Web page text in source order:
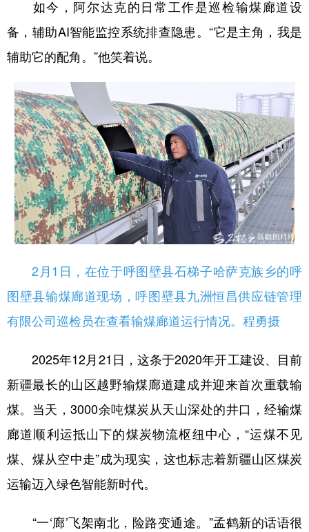
如今，阿尔达克的日常工作是巡检输煤廊道设
备，辅助AI智能监控系统排查隐患。“它是主角，我是
辅助它的配角。”他笑着说。
2月1日，在位于呼图壁县石梯子哈萨克族乡的呼
图壁县输煤廊道现场，呼图壁县九洲恒昌供应链管理
有限公司巡检员在查看输煤廊道运行情况。程勇摄
2025年12月21日，这条于2020年开工建设、目前
新疆最长的山区越野输煤廊道建成并迎来首次重载输
煤。当天，3000余吨煤炭从天山深处的井口，经输煤
廊道顺利运抵山下的煤炭物流枢纽中心，“运煤不见
煤、煤从空中走”成为现实，这也标志着新疆山区煤炭
运输迈入绿色智能新时代。
“一‘廊’飞架南北，险路变通途。”孟鹤新的话语很